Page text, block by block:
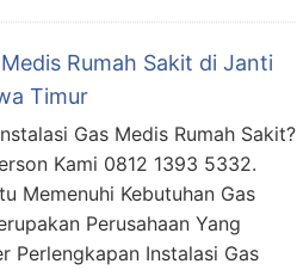
Rumah Sakit di Janti
Timur
Gas Medis Rumah Sakit?
Kami 0812 1393 5332.
Memenuhi Kebutuhan Gas
Perusahaan Yang
Perlengkapan Instalasi Gas